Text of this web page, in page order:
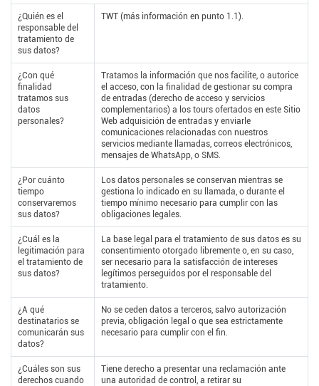
¿Quién es el
responsable del
tratamiento de
sus datos?
TWT (más información en punto 1.1).
¿Con qué
finalidad
tratamos sus
datos
personales?
Tratamos la información que nos facilite, o autorice
el acceso, con la finalidad de gestionar su compra
de entradas (derecho de acceso y servicios
complementarios) a los tours ofertados en este Sitio
Web adquisición de entradas y enviarle
comunicaciones relacionadas con nuestros
servicios mediante llamadas, correos electrónicos,
mensajes de WhatsApp, o SMS.
¿Por cuánto
tiempo
conservaremos
sus datos?
Los datos personales se conservan mientras se
gestiona lo indicado en su llamada, o durante el
tiempo mínimo necesario para cumplir con las
obligaciones legales.
¿Cuál es la
legitimación para
el tratamiento de
sus datos?
La base legal para el tratamiento de sus datos es su
consentimiento otorgado libremente o, en su caso,
ser necesario para la satisfacción de intereses
legítimos perseguidos por el responsable del
tratamiento.
¿A qué
destinatarios se
comunicarán sus
datos?
No se ceden datos a terceros, salvo autorización
previa, obligación legal o que sea estrictamente
necesario para cumplir con el fin.
¿Cuáles son sus
derechos cuando
Tiene derecho a presentar una reclamación ante
una autoridad de control, a retirar su